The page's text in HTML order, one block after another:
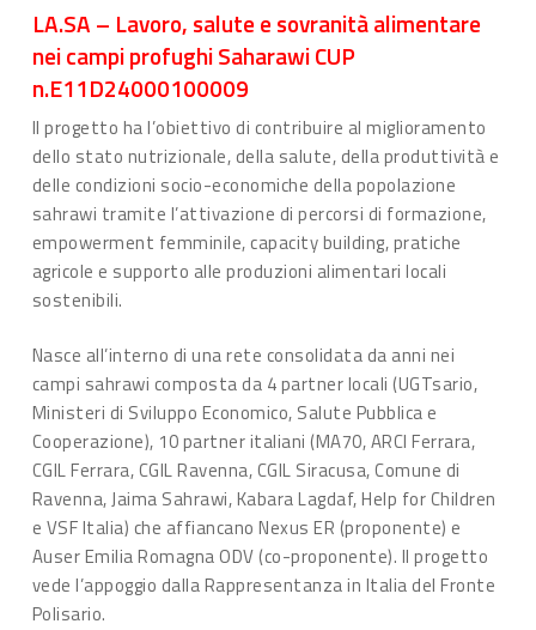
LA.SA – Lavoro, salute e sovranità alimentare
nei campi profughi Saharawi CUP
n.E11D24000100009
Il progetto ha l’obiettivo di contribuire al miglioramento
dello stato nutrizionale, della salute, della produttività e
delle condizioni socio-economiche della popolazione
sahrawi tramite l’attivazione di percorsi di formazione,
empowerment femminile, capacity building, pratiche
agricole e supporto alle produzioni alimentari locali
sostenibili.
Nasce all’interno di una rete consolidata da anni nei
campi sahrawi composta da 4 partner locali (UGTsario,
Ministeri di Sviluppo Economico, Salute Pubblica e
Cooperazione), 10 partner italiani (MA70, ARCI Ferrara,
CGIL Ferrara, CGIL Ravenna, CGIL Siracusa, Comune di
Ravenna, Jaima Sahrawi, Kabara Lagdaf, Help for Children
e VSF Italia) che affiancano Nexus ER (proponente) e
Auser Emilia Romagna ODV (co-proponente). Il progetto
vede l’appoggio dalla Rappresentanza in Italia del Fronte
Polisario.